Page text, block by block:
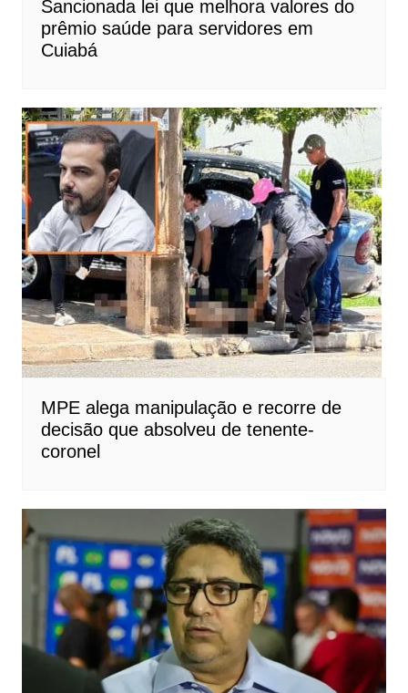
Sancionada lei que melhora valores do
prêmio saúde para servidores em
Cuiabá
MPE alega manipulação e recorre de
decisão que absolveu de tenente-
coronel